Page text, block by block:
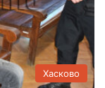
Хасково